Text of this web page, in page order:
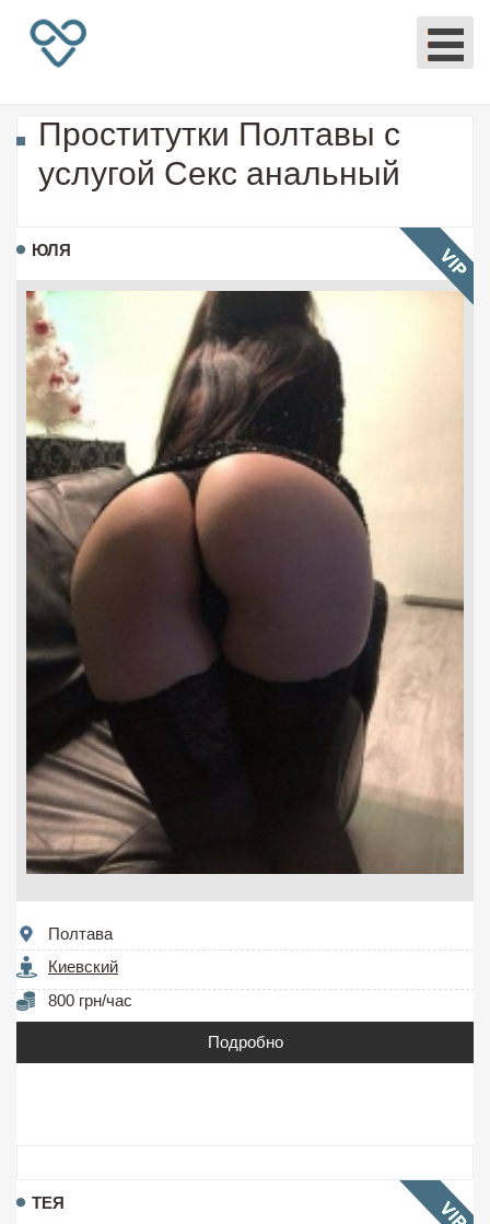
Проститутки Полтавы с
услугой Секс анальный
ЮЛЯ
Полтава
Киевский
800 грн/час
Подробно
ТЕЯ